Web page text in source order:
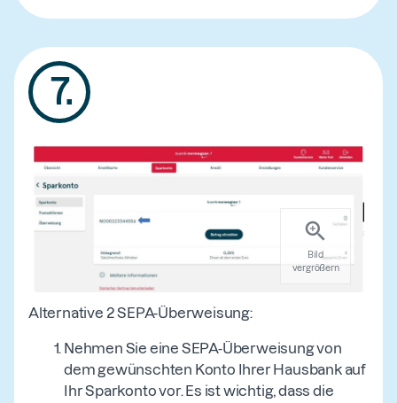
7.
Bild
vergrößern
Alternative 2 SEPA-Überweisung:
Nehmen Sie eine SEPA-Überweisung von
dem gewünschten Konto Ihrer Hausbank auf
Ihr Sparkonto vor. Es ist wichtig, dass die